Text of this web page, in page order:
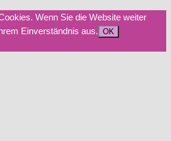
Wenn Sie die Website weiter
Einverständnis aus. OK